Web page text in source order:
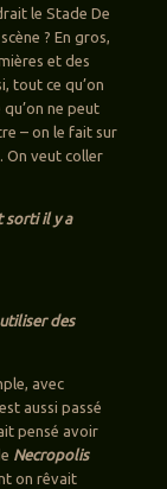
le Stade De
? En gros,
et des
tout ce qu’on
ne peut
– on le fait sur
On veut coller
sorti il y a
des
avec
aussi passé
pensé avoir
Necropolis
on rêvait